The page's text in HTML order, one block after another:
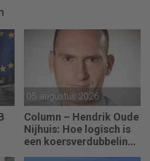
05 augustus 2026
Column – Hendrik Oude
Nijhuis: Hoe logisch is
een koersverdubbeling
eigenlijk?